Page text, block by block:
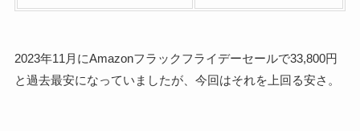
2023年11月にAmazonフラックフライデーセールで33,800円
と過去最安になっていましたが、今回はそれを上回る安さ。